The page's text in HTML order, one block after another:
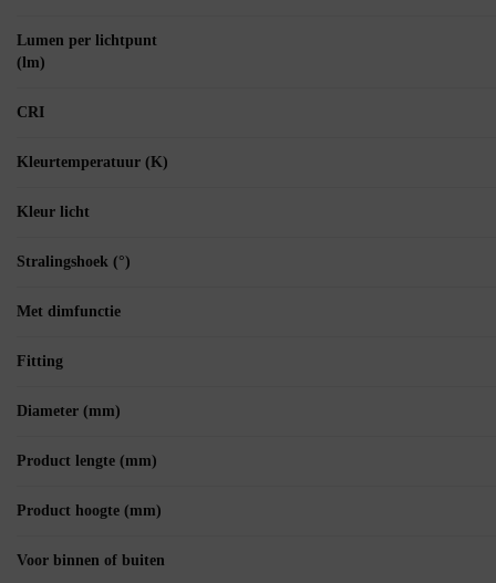
Lumen per lichtpunt
(lm)
CRI
Kleurtemperatuur (K)
Kleur licht
Stralingshoek (°)
Met dimfunctie
Fitting
Diameter (mm)
Product lengte (mm)
Product hoogte (mm)
Voor binnen of buiten